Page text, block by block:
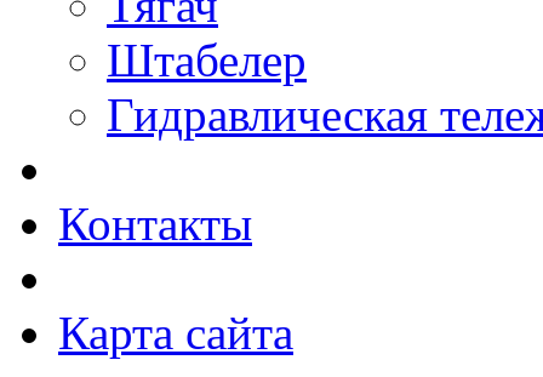
Штабелер
Гидравлическая
Контакты
Карта сайта